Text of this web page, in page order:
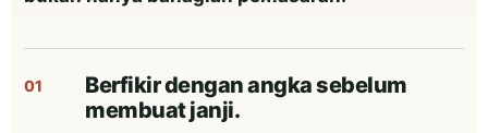
01
Berfikir dengan angka sebelum
membuat janji.